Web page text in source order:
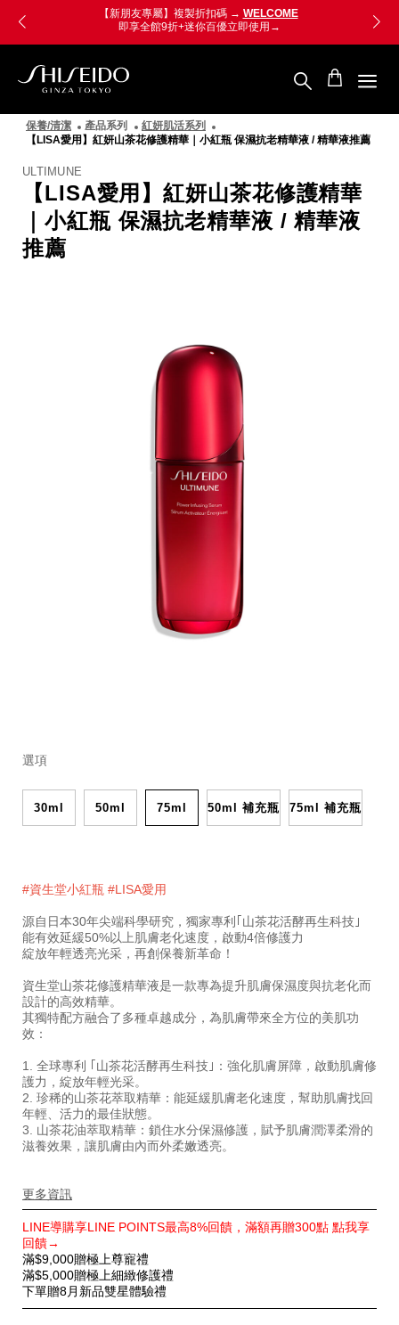
【老朋友限定】複製折扣碼 →VIPONLY
即享 即享 極上新生奧義精華 8mL立即使用
資
生
際
保養/清潔 產品系列
紅妍肌活系列
【LISA愛用】紅妍山茶花修護精華｜小紅瓶 保濕抗老精華液 / 精華液推薦
ULTIMUNE
【LISA愛用】紅妍山茶花修護精華
｜小紅瓶 保濕抗老精華液 / 精華液
推薦
%2F-
編
10122446101TW
選項
30ml 50ml 75ml 50ml 補充瓶 75ml 補充瓶
#資生堂小紅瓶 #LISA愛用
源自日本30年尖端科學研究，獨家專利｢山茶花活酵再生科技｣
能有效延緩50%以上肌膚老化速度，啟動4倍修護力
綻放年輕透亮光采，再創保養新革命！
資生堂山茶花修護精華液是一款專為提升肌膚保濕度與抗老化而
設計的高效精華。
其獨特配方融合了多種卓越成分，為肌膚帶來全方位的美肌功
效：
1. 全球專利 ｢山茶花活酵再生科技｣：強化肌膚屏障，啟動肌膚修
護力，綻放年輕光采。
2. 珍稀的山茶花萃取精華：能延緩肌膚老化速度，幫助肌膚找回
年輕、活力的最佳狀態。
3. 山茶花油萃取精華：鎖住水分保濕修護，賦予肌膚潤澤柔滑的
滋養效果，讓肌膚由內而外柔嫩透亮。
更多資訊
別
優
惠
LINE導購享LINE POINTS最高8%回饋，滿額再贈300點 點我享
回饋→
滿$9,000贈極上尊寵禮
滿$5,000贈極上細緻修護禮
下單贈8月新品雙星體驗禮